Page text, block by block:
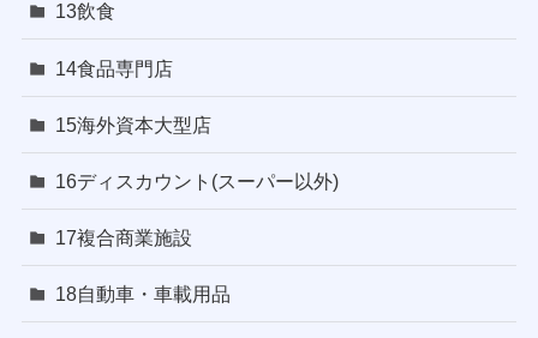
13飲食
14食品専門店
15海外資本大型店
16ディスカウント(スーパー以外)
17複合商業施設
18自動車・車載用品